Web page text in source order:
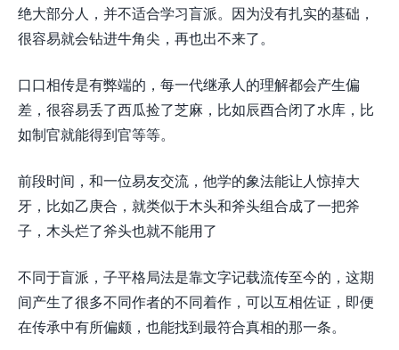
绝大部分人，并不适合学习盲派。因为没有扎实的基础，
很容易就会钻进牛角尖，再也出不来了。
口口相传是有弊端的，每一代继承人的理解都会产生偏
差，很容易丢了西瓜捡了芝麻，比如辰酉合闭了水库，比
如制官就能得到官等等。
前段时间，和一位易友交流，他学的象法能让人惊掉大
牙，比如乙庚合，就类似于木头和斧头组合成了一把斧
子，木头烂了斧头也就不能用了
不同于盲派，子平格局法是靠文字记载流传至今的，这期
间产生了很多不同作者的不同着作，可以互相佐证，即便
在传承中有所偏颇，也能找到最符合真相的那一条。